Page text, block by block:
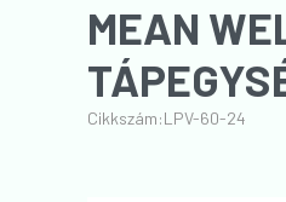
MEAN
Cikkszám:LPV-60-24